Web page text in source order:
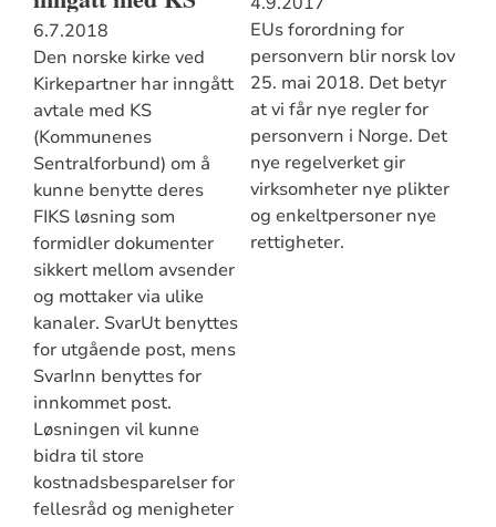
6.7.2018
Den norske kirke ved
Kirkepartner har inngått
avtale med KS
(Kommunenes
Sentralforbund) om å
kunne benytte deres
FIKS løsning som
formidler dokumenter
sikkert mellom avsender
og mottaker via ulike
kanaler. SvarUt benyttes
for utgående post, mens
SvarInn benyttes for
innkommet post.
Løsningen vil kunne
bidra til store
kostnadsbesparelser for
fellesråd og menigheter
EUs forordning for
personvern blir norsk lov
25. mai 2018. Det betyr
at vi får nye regler for
personvern i Norge. Det
nye regelverket gir
virksomheter nye plikter
og enkeltpersoner nye
rettigheter.